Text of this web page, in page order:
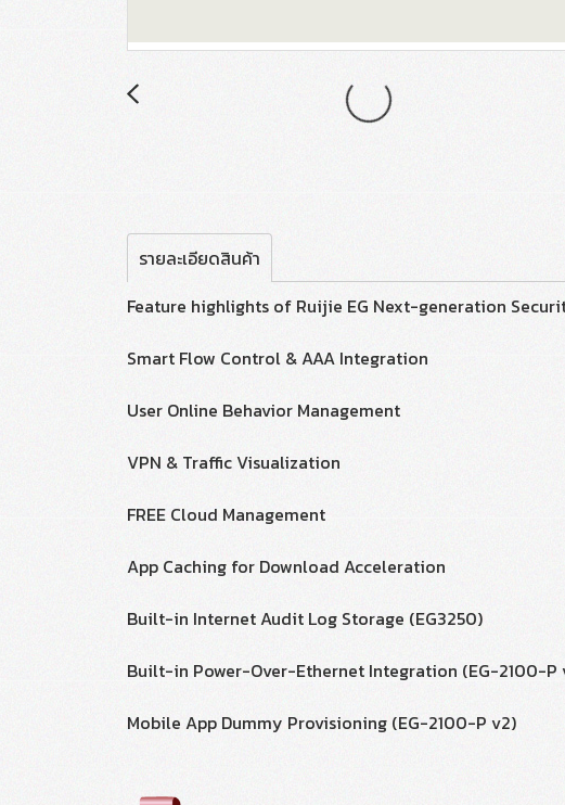
รายละเอียดสินค้า
Feature highlights of Ruijie EG Next-generation
Smart Flow Control & AAA Integration
User Online Behavior Management
VPN & Traffic Visualization
FREE Cloud Management
App Caching for Download Acceleration
Built-in Internet Audit Log Storage (EG3250)
Built-in Power-Over-Ethernet Integration (EG-2100-P
Mobile App Dummy Provisioning (EG-2100-P v2)